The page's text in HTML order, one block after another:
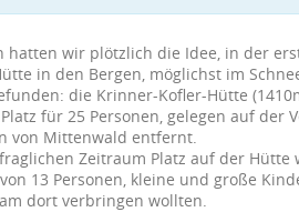
hatten wir plötzlich die Idee, in der
in den Bergen, möglichst im
die Krinner-Kofler-Hütte
für 25 Personen, gelegen auf der
von Mittenwald entfernt.
Zeitraum Platz auf der Hütte
13 Personen, kleine und große
dort verbringen wollten.